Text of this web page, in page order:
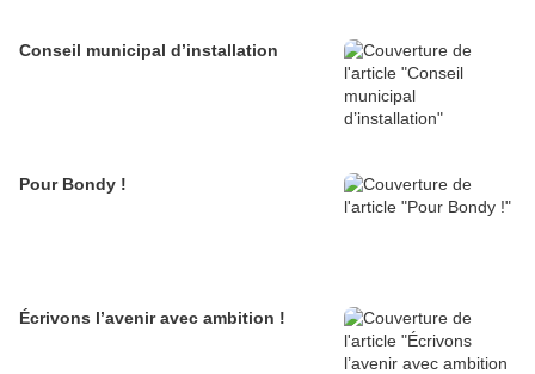
Conseil municipal d’installation
Pour Bondy !
Écrivons l’avenir avec ambition !